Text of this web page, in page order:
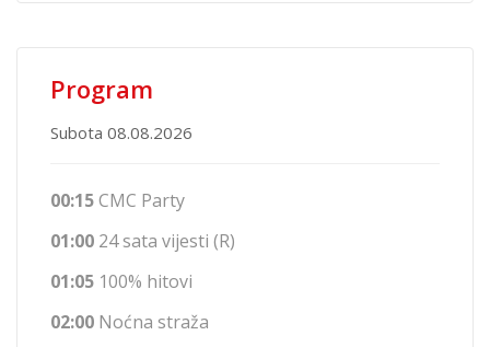
Program
Subota 08.08.2026
00:15CMC Party
01:00 24 sata vijesti (R)
01:05 100% hitovi
02:00 Noćna straža